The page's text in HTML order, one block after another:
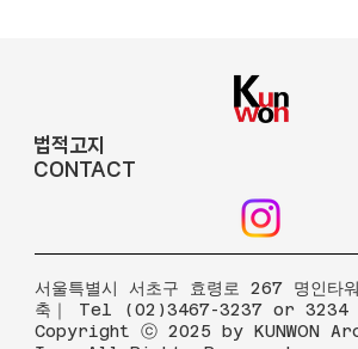
법적고지
CONTACT
서울특별시 서초구 효령로 267 명인타
축｜ Tel (02)3467-3237 or 3234
Copyright ⓒ 2025 by KUNWON